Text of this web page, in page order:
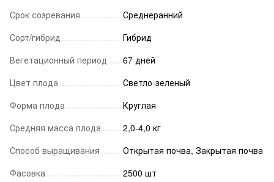
Срок созревания
Среднеранний
Сорт/гибрид
Гибрид
Вегетационный период
67 дней
Цвет плода
Светло-зеленый
Форма плода
Круглая
Средняя масса плода
2,0-4,0 кг
Способ выращивания
Открытая почва, Закрытая почва
Фасовка
2500 шт